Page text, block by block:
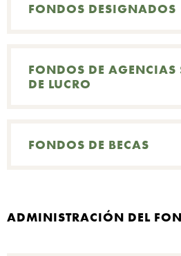
FONDOS DESIGNADOS
FONDOS DE
DE LUCRO
FONDOS DE BECAS
ADMINISTRACIÓN DEL